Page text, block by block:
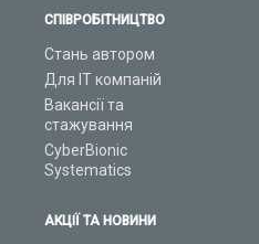
СПІВРОБІТНИЦТВО
Стань автором
Для ІТ компаній
Вакансії та
стажування
CyberBionic
Systematics
АКЦІЇ ТА НОВИНИ